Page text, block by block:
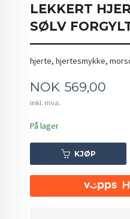
LEKKERT
SØLV
hjerte, hjertesmykke,
Pris
NOK 569,00
inkl. mva.
På lager
KJØP